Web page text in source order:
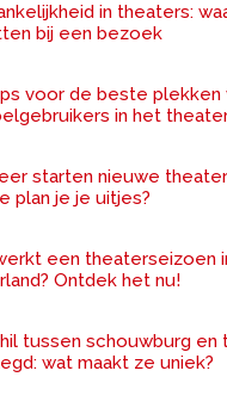
in theaters:
bij een bezoek
voor de beste plekken
in het
starten nieuwe
plan je je uitjes?
een theaterseizoen
Ontdek het nu!
tussen schouwburg en
wat maakt ze uniek?